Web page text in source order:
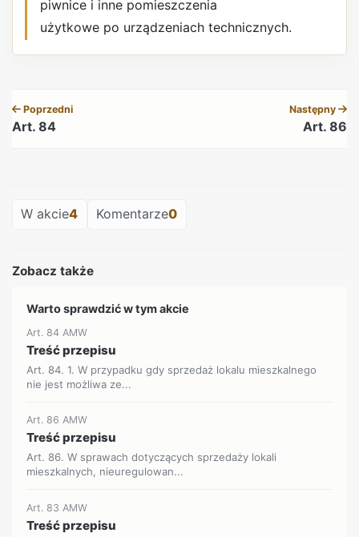
piwnice i inne pomieszczenia
użytkowe po urządzeniach technicznych.
Poprzedni
Art. 84
Następny
Art. 86
W akcie4 Komentarze0
Zobacz także
Warto sprawdzić w tym akcie
Art. 84 AMW
Treść przepisu
Art. 84. 1. W przypadku gdy sprzedaż lokalu mieszkalnego
nie jest możliwa ze...
Art. 86 AMW
Treść przepisu
Art. 86. W sprawach dotyczących sprzedaży lokali
mieszkalnych, nieuregulowan...
Art. 83 AMW
Treść przepisu